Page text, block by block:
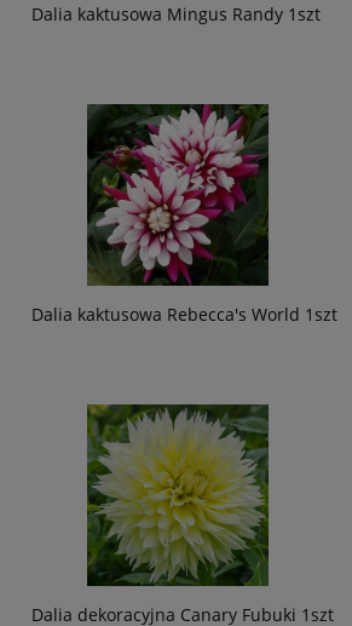
Dalia kaktusowa Mingus Randy 1szt
Dalia kaktusowa Rebecca's World 1szt
Dalia dekoracyjna Canary Fubuki 1szt